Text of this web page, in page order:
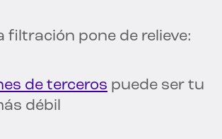
filtración pone de relieve:
de terceros puede ser tu
débil